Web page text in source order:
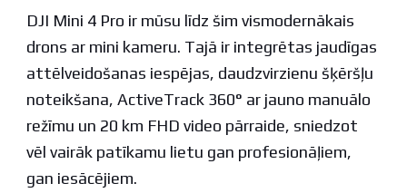
DJI Mini 4 Pro ir mūsu līdz šim vismodernākais
drons ar mini kameru. Tajā ir integrētas jaudīgas
attēlveidošanas iespējas, daudzvirzienu šķēršļu
noteikšana, ActiveTrack 360° ar jauno manuālo
režīmu un 20 km FHD video pārraide, sniedzot
vēl vairāk patīkamu lietu gan profesionāļiem,
gan iesācējiem.